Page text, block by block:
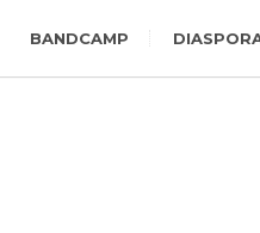
BANDCAMP